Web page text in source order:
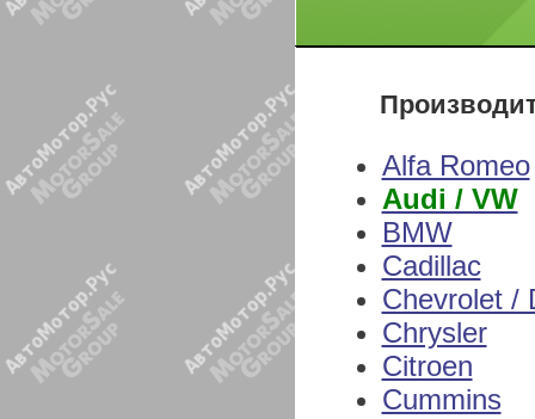
Alfa Romeo
Audi / VW
BMW
Cadillac
Chevrolet /
Chrysler
Citroen
Cummins